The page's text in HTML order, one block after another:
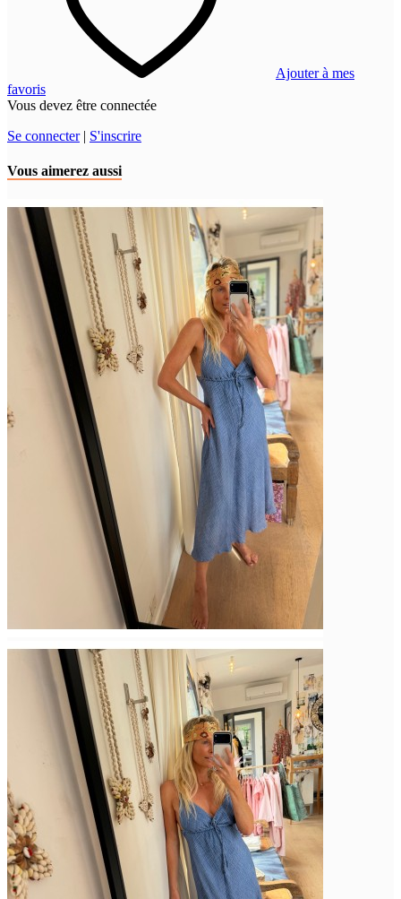
Ajouter à mes
favoris
Vous devez être connectée
Se connecter| S'inscrire
Vous aimerez aussi